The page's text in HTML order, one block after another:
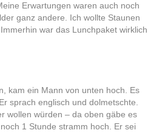
Erwartungen waren auch noch
ganz andere. Ich wollte Staunen
war das Lunchpaket wirklich
kam ein Mann von unten hoch. Es
sprach englisch und dolmetschte.
wollen würden – da oben gäbe es
1 Stunde stramm hoch. Er sei